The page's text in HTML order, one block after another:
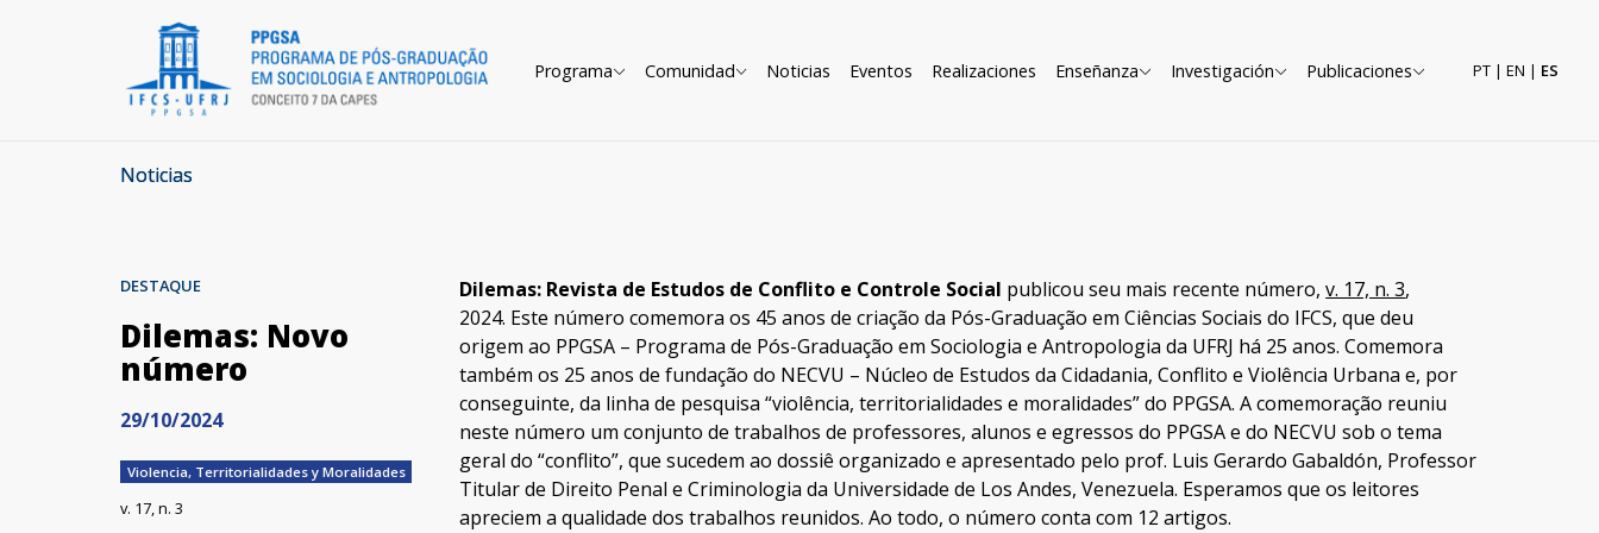
Programa Comunidad Noticias Eventos Realizaciones Enseñanza Investigación Publicaciones PT| EN | ES
Noticias
DESTAQUE
Dilemas: Novo
número
29/10/2024
Violencia, Territorialidades y Moralidades
v. 17, n. 3
Dilemas: Revista de Estudos de Conflito e Controle Social publicou seu mais recente número,v. 17, n. 3,
2024. Este número comemora os 45 anos de criação da Pós-Graduação em Ciências Sociais do IFCS, que deu
origem ao PPGSA – Programa de Pós-Graduação em Sociologia e Antropologia da UFRJ há 25 anos. Comemora
também os 25 anos de fundação do NECVU – Núcleo de Estudos da Cidadania, Conflito e Violência Urbana e, por
conseguinte, da linha de pesquisa “violência, territorialidades e moralidades” do PPGSA. A comemoração reuniu
neste número um conjunto de trabalhos de professores, alunos e egressos do PPGSA e do NECVU sob o tema
geral do “conflito”, que sucedem ao dossiê organizado e apresentado pelo prof. Luis Gerardo Gabaldón, Professor
Titular de Direito Penal e Criminologia da Universidade de Los Andes, Venezuela. Esperamos que os leitores
apreciem a qualidade dos trabalhos reunidos. Ao todo, o número conta com 12 artigos.